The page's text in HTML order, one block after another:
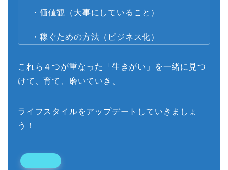
・価値観（大事にしていること）
・稼ぐための方法（ビジネス化）
これら４つが重なった「生きがい」を一緒に見つ
けて、育て、磨いていき、
ライフスタイルをアップデートしていきましょ
う！